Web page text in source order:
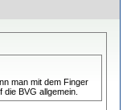
man mit dem Finger
BVG allgemein.